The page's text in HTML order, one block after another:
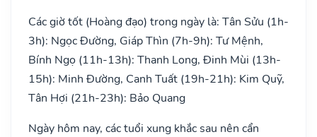
Các giờ tốt (Hoàng đạo) trong ngày là: Tân Sửu (1h-
3h): Ngọc Đường, Giáp Thìn (7h-9h): Tư Mệnh,
Bính Ngọ (11h-13h): Thanh Long, Đinh Mùi (13h-
15h): Minh Đường, Canh Tuất (19h-21h): Kim Quỹ,
Tân Hợi (21h-23h): Bảo Quang
Ngày hôm nay, các tuổi xung khắc sau nên cẩn